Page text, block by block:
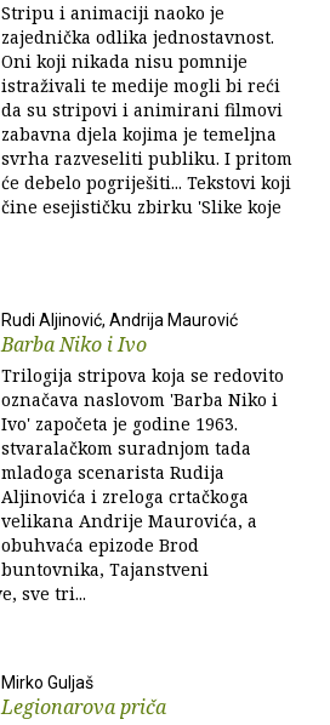
Stripu i animaciji naoko je
zajednička odlika jednostavnost.
Oni koji nikada nisu pomnije
istraživali te medije mogli bi reći
da su stripovi i animirani filmovi
zabavna djela kojima je temeljna
svrha razveseliti publiku. I pritom
će debelo pogriješiti... Tekstovi koji
čine esejističku zbirku 'Slike koje
Rudi Aljinović, Andrija Maurović
Barba Niko i Ivo
Trilogija stripova koja se redovito
označava naslovom 'Barba Niko i
Ivo' započeta je godine 1963.
stvaralačkom suradnjom tada
mladoga scenarista Rudija
Aljinovića i zreloga crtačkoga
velikana Andrije Maurovića, a
obuhvaća epizode Brod
buntovnika, Tajanstveni
sve tri...
Mirko Guljaš
Legionarova priča